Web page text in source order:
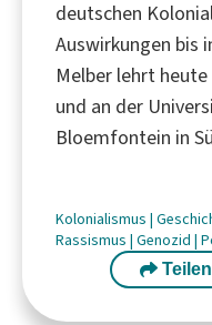
deutschen
Auswirkungen bis
Melber lehrt
und an der
Bloemfontein in
Kolonialismus |
Rassismus | Genozid |
Teilen